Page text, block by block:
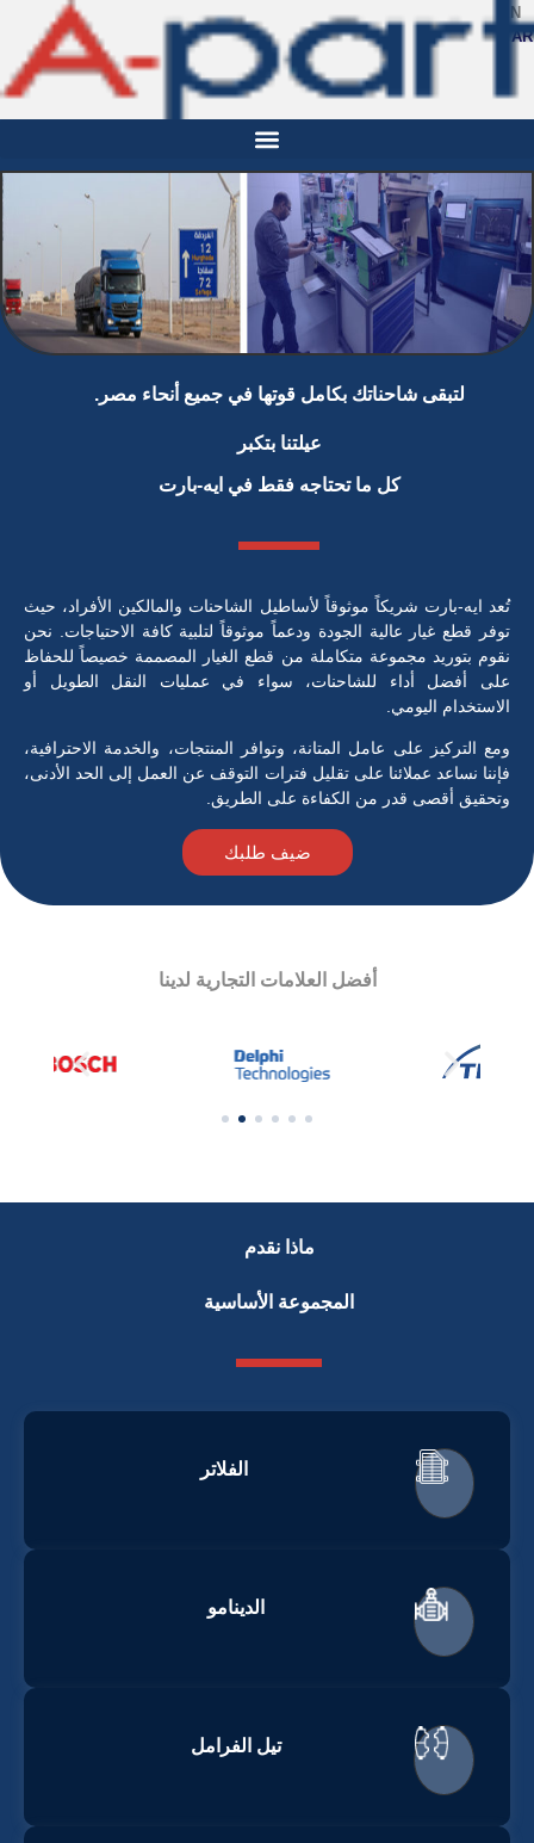
تواصل
معنا
لتبقى شاحناتك بكامل قوتها في جميع أنحاء مصر.
عيلتنا بتكبر
كل ما تحتاجه فقط في ايه-بارت
ايه-بارت شريكاً موثوقاً لأساطيل الشاحنات والمالكين الأفراد، حيث
قطع غيار عالية الجودة ودعماً موثوقاً لتلبية كافة الاحتياجات. نحن
بتوريد مجموعة متكاملة من قطع الغيار المصممة خصيصاً للحفاظ
أفضل أداء للشاحنات، سواء في عمليات النقل الطويل أو
اليومي.
التركيز على عامل المتانة، وتوافر المنتجات، والخدمة الاحترافية،
نساعد عملائنا على تقليل فترات التوقف عن العمل إلى الحد الأدنى،
أقصى قدر من الكفاءة على الطريق.
ضيف طلبك
أفضل العلامات التجارية لدينا
ماذا نقدم
المجموعة الأساسية
الدينامو
تيل الفرامل